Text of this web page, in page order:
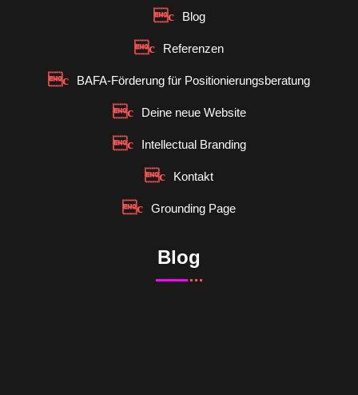
Blog
Referenzen
BAFA-Förderung für Positionierungsberatung
Deine neue Website
Intellectual Branding
Kontakt
Grounding Page
Blog